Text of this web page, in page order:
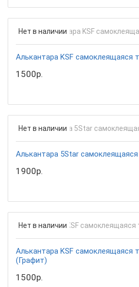
Нет в наличии
Алькантара KSF самоклеящаяся
1500р.
Нет в наличии
Алькантара 5Star
1900р.
Нет в наличии
Алькантара KSF самоклеящаяся
(Графит)
1500р.